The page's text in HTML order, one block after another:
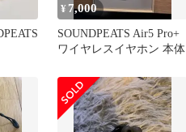
¥ 7,000
SOUNDPEATS Air5 Pro+
ワイヤレスイヤホン 本体